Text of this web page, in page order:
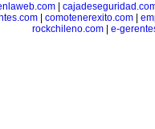
| comotenerexito.com|
rockchileno.com| e-